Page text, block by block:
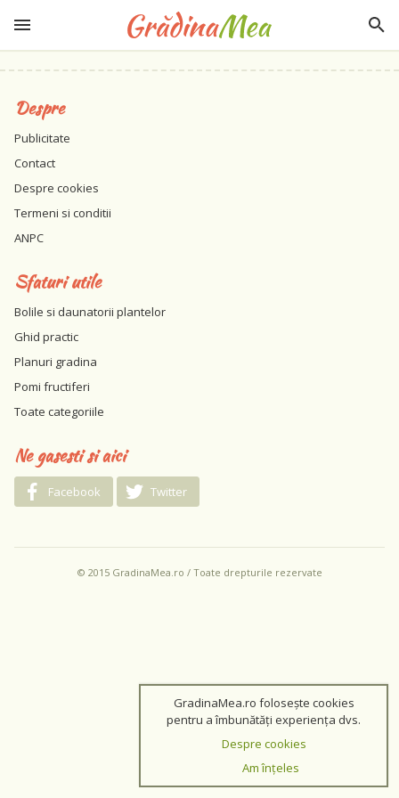
Despre
Publicitate
Contact
Despre cookies
Termeni si conditii
ANPC
Sfaturi utile
Bolile si daunatorii plantelor
Ghid practic
Planuri gradina
Pomi fructiferi
Toate categoriile
Ne gasesti si aici
Facebook Twitter
© 2015 GradinaMea.ro / Toate drepturile rezervate
GradinaMea.ro folosește cookies
pentru a îmbunătăți experiența dvs.
Despre cookies
Am înțeles